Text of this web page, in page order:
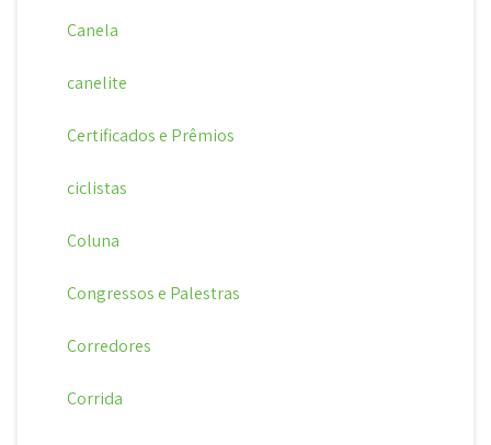
Canela
canelite
Certificados e Prêmios
ciclistas
Coluna
Congressos e Palestras
Corredores
Corrida